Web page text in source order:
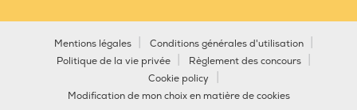
Mentions légales
Conditions générales d'utilisation
Politique de la vie privée
Règlement des concours
Cookie policy
Modification de mon choix en matière de cookies